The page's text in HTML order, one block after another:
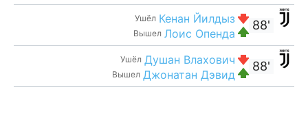
88'
Ушёл Кенан Йилдыз
Вышел Лоис Опенда
88'
Ушёл Душан Влахович
Вышел Джонатан Дэвид